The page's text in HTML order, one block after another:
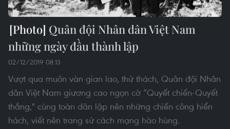
Quân đội Nhân dân Việt Nam
những ngày đầu thành lập
02/12/2019 08:13
Vượt qua muôn vàn gian lao, thử thách, Quân đội Nhân
dân Việt Nam giương cao ngọn cờ “Quyết chiến-Quyết
thắng," cùng toàn dân lập nên những chiến công hiển
hách, viết nên trang sử cách mạng hào hùng.